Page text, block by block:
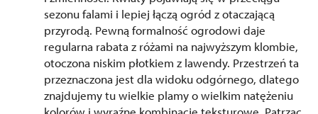
sezonu falami i lepiej łączą ogród z otaczającą
przyrodą. Pewną formalność ogrodowi daje
regularna rabata z różami na najwyższym klombie,
otoczona niskim płotkiem z lawendy. Przestrzeń ta
przeznaczona jest dla widoku odgórnego, dlatego
znajdujemy tu wielkie plamy o wielkim natężeniu